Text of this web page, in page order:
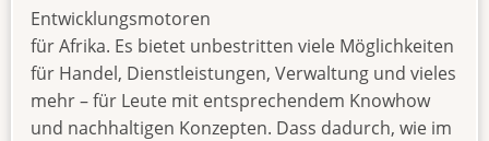
Entwicklungsmotoren
für Afrika. Es bietet unbestritten viele Möglichkeiten
für Handel, Dienstleistungen, Verwaltung und vieles
mehr – für Leute mit entsprechendem Knowhow
und nachhaltigen Konzepten. Dass dadurch, wie im